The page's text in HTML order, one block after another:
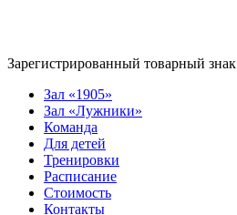
Зарегистрированный товарный знак
Зал «1905»
Зал «Лужники»
Команда
Для детей
Тренировки
Расписание
Стоимость
Контакты